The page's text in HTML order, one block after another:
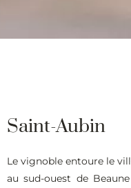
Saint-Aubin
Le vignoble entoure le
au sud-ouest de